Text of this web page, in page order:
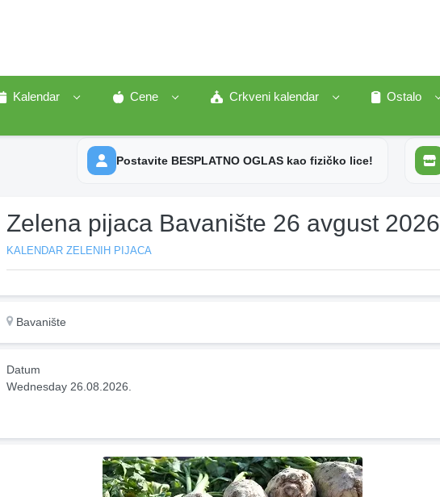
Kalendar Cene Crkveni kalendar
Ostalo
Postavite BESPLATNO OGLAS kao fizičko lice!
Zelena pijaca Bavanište 26 avgust 2026
KALENDAR ZELENIH PIJACA
Bavanište
Datum
Wednesday 26.08.2026.